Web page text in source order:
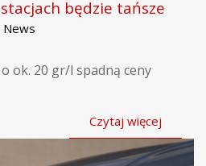
będzie tańsze
News
ok. 20 gr/l spadną ceny
Czytaj więcej